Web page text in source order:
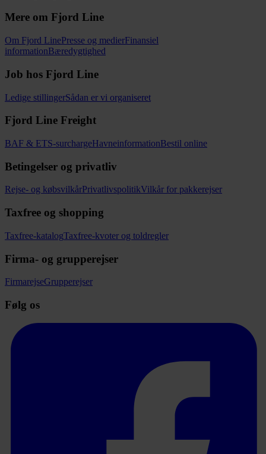
Mere om Fjord Line
Om Fjord LinePresse og medierFinansiel
informationBæredygtighed
Job hos Fjord Line
Ledige stillingerSådan er vi organiseret
Fjord Line Freight
BAF & ETS-surchargeHavneinformationBestil online
Betingelser og privatliv
Rejse- og købsvilkårPrivatlivspolitikVilkår for pakkerejser
Taxfree og shopping
Taxfree-katalogTaxfree-kvoter og toldregler
Firma- og grupperejser
FirmarejseGrupperejser
Følg os